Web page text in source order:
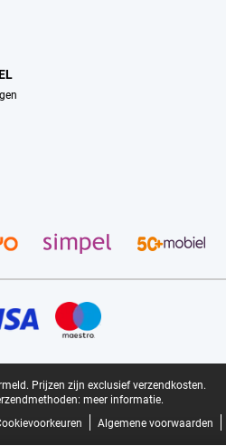
Prijzen zijn exclusief verzendkosten.
meer informatie.
Algemene voorwaarden